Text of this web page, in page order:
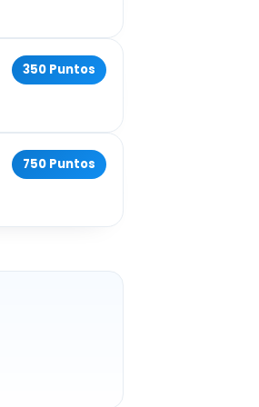
350 Puntos
750 Puntos